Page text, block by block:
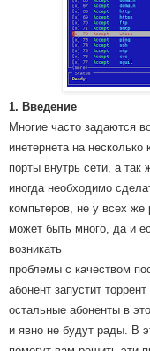
1. Введение
Многие часто задаются
инетернета на
порты внутрь сети, а
иногда необходимо
компьтеров, не у всех же
может быть много, да и
возникать
проблемы с качеством
абонент запустит
остальные абоненты в
и явно не будут рады. В